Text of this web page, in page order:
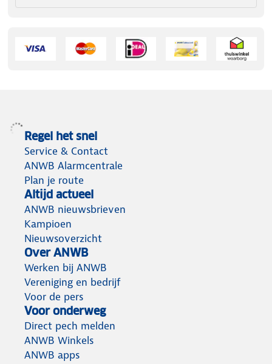
Regel het snel
Service & Contact
ANWB Alarmcentrale
Plan je route
Altijd actueel
ANWB nieuwsbrieven
Kampioen
Nieuwsoverzicht
Over ANWB
Werken bij ANWB
Vereniging en bedrijf
Voor de pers
Voor onderweg
Direct pech melden
ANWB Winkels
ANWB apps